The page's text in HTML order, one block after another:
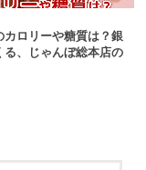
カロリーや糖質は？銀
る、じゃんぼ総本店の